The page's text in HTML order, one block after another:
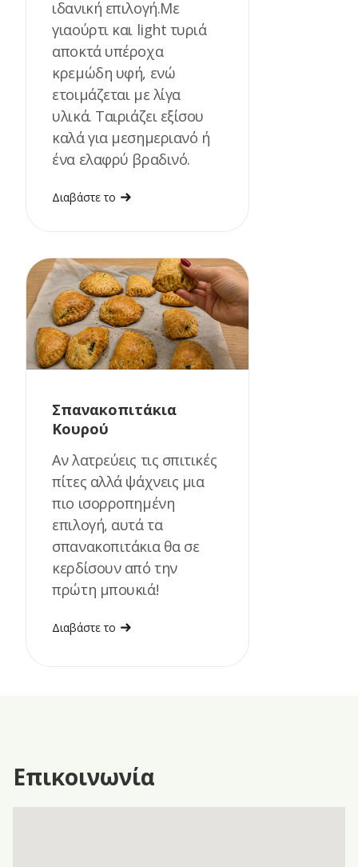
ιδανική επιλογή.Με
γιαούρτι και light τυριά
αποκτά υπέροχα
κρεμώδη υφή, ενώ
ετοιμάζεται με λίγα
υλικά. Ταιριάζει εξίσου
καλά για μεσημεριανό ή
ένα ελαφρύ βραδινό.
Διαβάστε το
Σπανακοπιτάκια
Κουρού
Αν λατρεύεις τις σπιτικές
πίτες αλλά ψάχνεις μια
πιο ισορροπημένη
επιλογή, αυτά τα
σπανακοπιτάκια θα σε
κερδίσουν από την
πρώτη μπουκιά!
Διαβάστε το
Επικοινωνία